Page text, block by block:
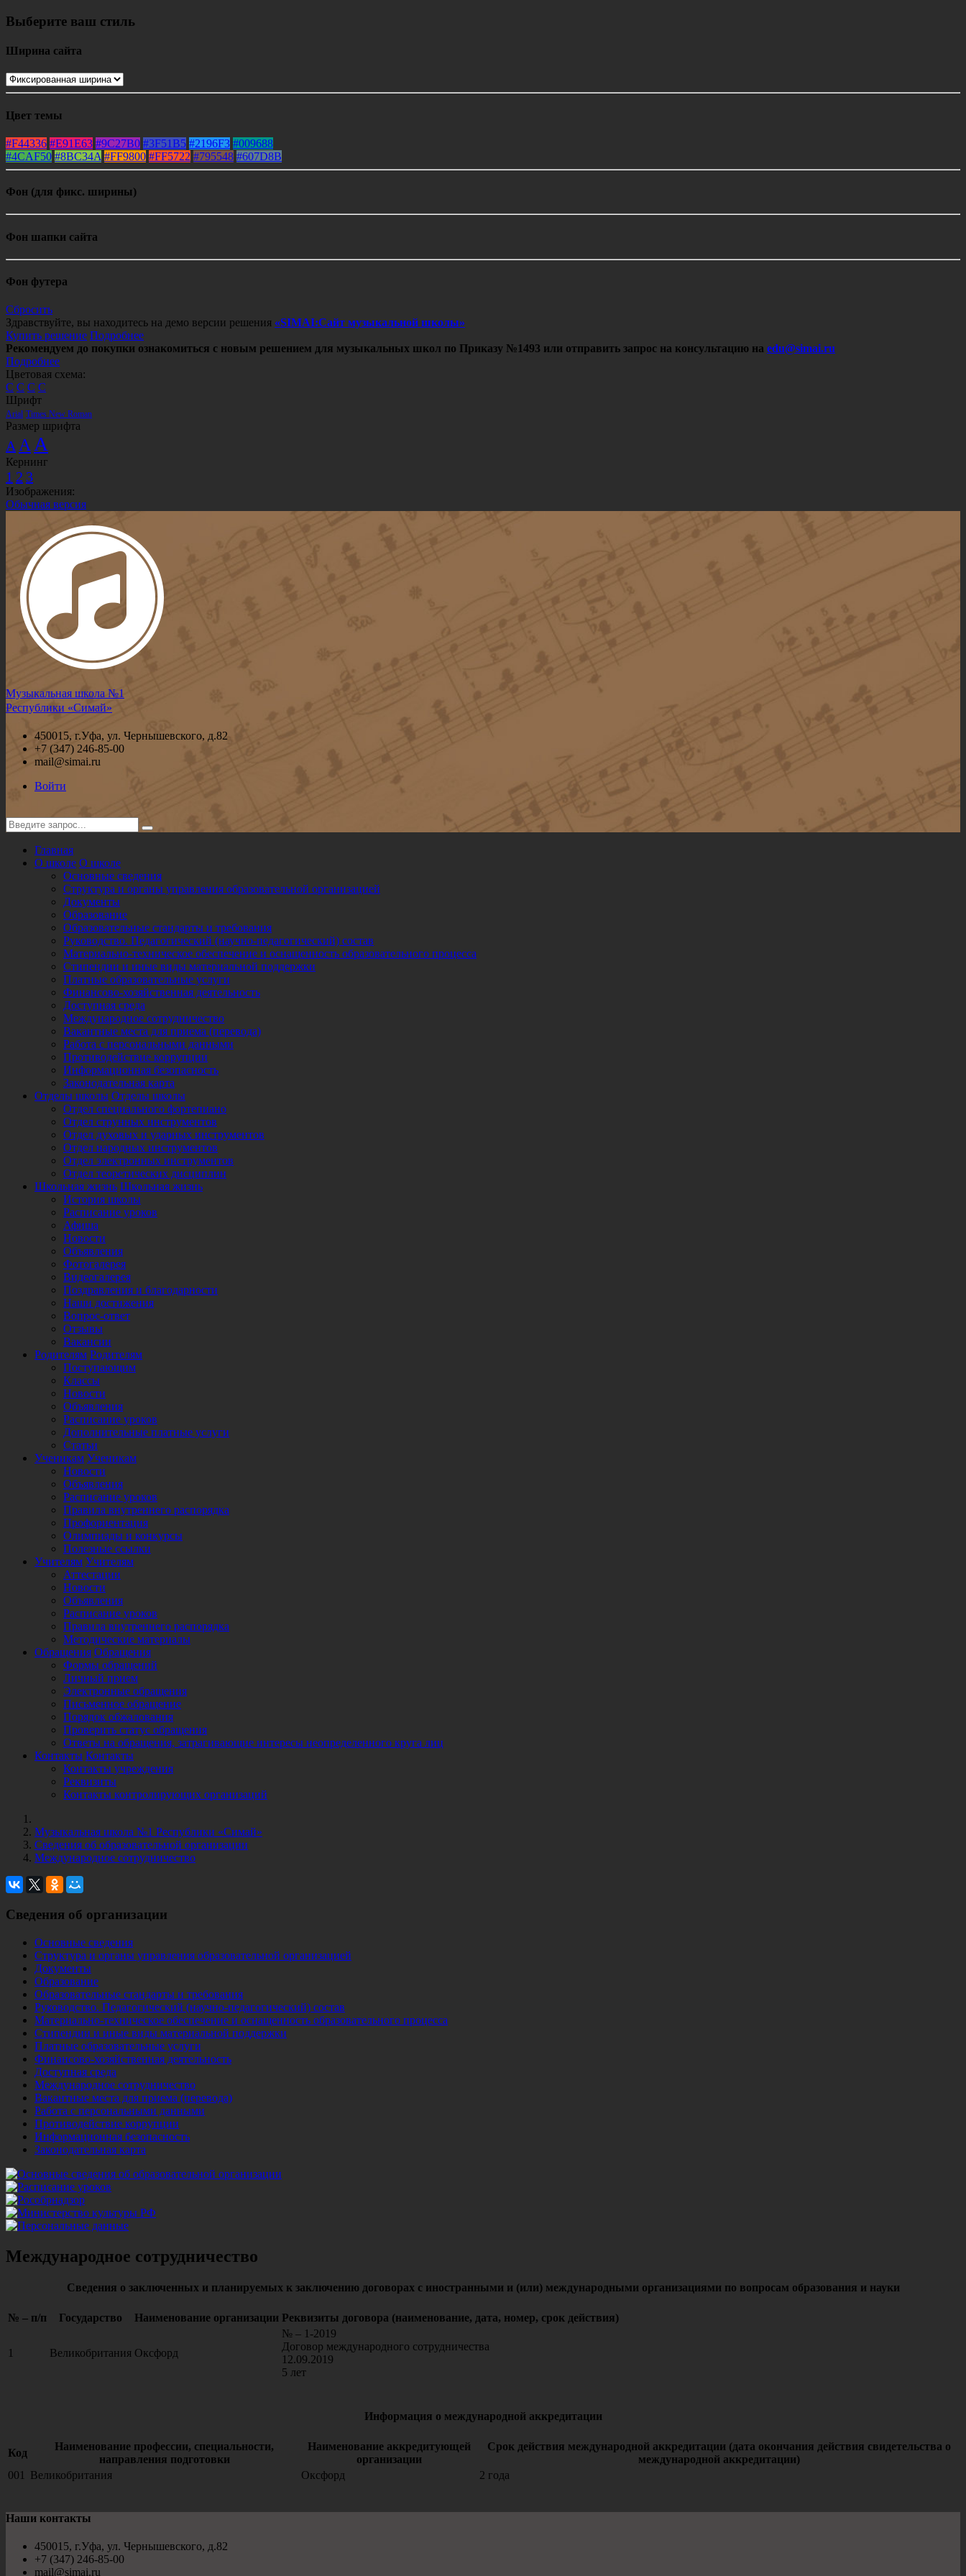
Выберите ваш стиль
Ширина сайта
Цвет темы
#F44336 #E91E63 #9C27B0 #3F51B5 #2196F3 #009688
#4CAF50 #8BC34A #FF9800 #FF5722 #795548 #607D8B
Фон (для фикс. ширины)
Фон шапки сайта
Фон футера
Сбросить
Здравствуйте, вы находитесь на демо версии решения «SIMAI:Сайт музыкальной школы»
Купить решение Подробнее
Рекомендуем до покупки ознакомиться с новым решением для музыкальных школ по Приказу №1493 или отправить запрос на консультацию на edu@simai.ru
Подробнее
Цветовая схема:
C C C C
Шрифт
Arial Times New Roman
Размер шрифта
A AA
Кернинг
1 2 3
Изображения:
Обычная версия
Музыкальная школа №1
Республики «Симай»
450015, г.Уфа, ул. Чернышевского, д.82
+7 (347) 246-85-00
mail@simai.ru
Войти
Главная
О школе О школе
Основные сведения
Структура и органы управления образовательной организацией
Документы
Образование
Образовательные стандарты и требования
Руководство. Педагогический (научно-педагогический) состав
Материально-техническое обеспечение и оснащенность образовательного процесса
Стипендии и иные виды материальной поддержки
Платные образовательные услуги
Финансово-хозяйственная деятельность
Доступная среда
Международное сотрудничество
Вакантные места для приема (перевода)
Работа с персональными данными
Противодействие коррупции
Информационная безопасность
Законодательная карта
Отделы школы Отделы школы
Отдел специального фортепиано
Отдел струнных инструментов
Отдел духовых и ударных инструментов
Отдел народных инструментов
Отдел электронных инструментов
Отдел теоретических дисциплин
Школьная жизнь Школьная жизнь
История школы
Расписание уроков
Афиша
Новости
Объявления
Фотогалерея
Видеогалерея
Поздравления и благодарности
Наши достижения
Вопрос-ответ
Отзывы
Вакансии
Родителям Родителям
Поступающим
Классы
Новости
Объявления
Расписание уроков
Дополнительные платные услуги
Статьи
Ученикам Ученикам
Новости
Объявления
Расписание уроков
Правила внутреннего распорядка
Профориентация
Олимпиады и конкурсы
Полезные ссылки
Учителям Учителям
Аттестации
Новости
Объявления
Расписание уроков
Правила внутреннего распорядка
Методические материалы
Обращения Обращения
Формы обращений
Личный прием
Электронные обращения
Письменное обращение
Порядок обжалования
Проверить статус обращения
Ответы на обращения, затрагивающие интересы неопределенного круга лиц
Контакты Контакты
Контакты учреждения
Реквизиты
Контакты контролирующих организаций
Музыкальная школа №1 Республики «Симай»
Сведения об образовательной организации
Международное сотрудничество
Сведения об организации
Основные сведения
Структура и органы управления образовательной организацией
Документы
Образование
Образовательные стандарты и требования
Руководство. Педагогический (научно-педагогический) состав
Материально-техническое обеспечение и оснащенность образовательного процесса
Стипендии и иные виды материальной поддержки
Платные образовательные услуги
Финансово-хозяйственная деятельность
Доступная среда
Международное сотрудничество
Вакантные места для приема (перевода)
Работа с персональными данными
Противодействие коррупции
Информационная безопасность
Законодательная карта
Международное сотрудничество
Сведения о заключенных и планируемых к заключению договорах с иностранными и (или) международными организациями по вопросам образования и науки
№ – п/п Государство Наименование организации Реквизиты договора (наименование, дата, номер, срок действия)
1 Великобритания Оксфорд
№ – 1-2019
Договор международного сотрудничества
12.09.2019
5 лет
Информация о международной аккредитации
Код
Наименование профессии, специальности,
направления подготовки
Наименование аккредитующей
организации
Срок действия международной аккредитации (дата окончания действия свидетельства о
международной аккредитации)
001
Великобритания Оксфорд 2 года
Наши контакты
450015, г.Уфа, ул. Чернышевского, д.82
+7 (347) 246-85-00
mail@simai.ru